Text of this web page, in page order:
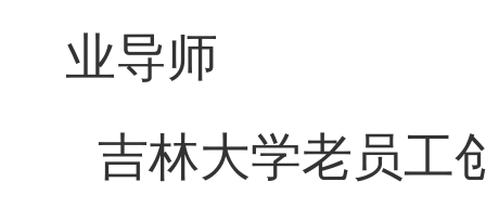
业导师
吉林大学老员工